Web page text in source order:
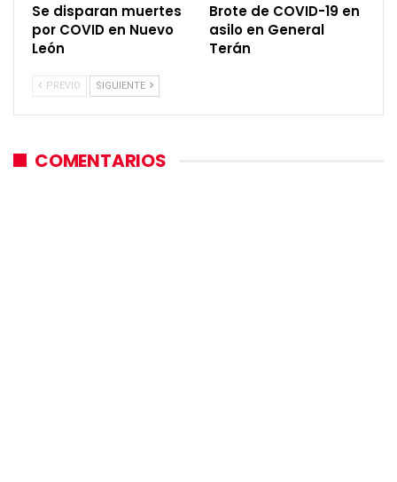
Se disparan muertes
por COVID en Nuevo
León
Brote de COVID-19 en
asilo en General
Terán
PREVIO SIGUIENTE
COMENTARIOS